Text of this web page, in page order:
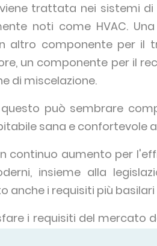
trattata nei sistemi
noti come HVAC.
altro componente per il
un componente per il
di miscelazione.
può sembrare
sana e confortevole
continuo aumento per
insieme alla
anche i requisiti più
i requisiti del mercato
di ventilatori, dispositivi